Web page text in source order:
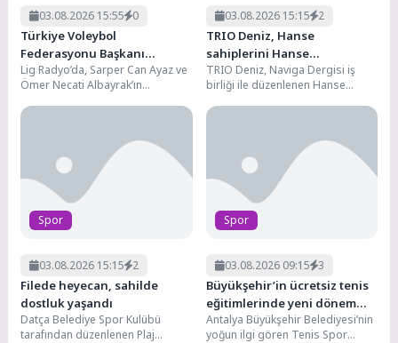
03.08.2026 15:55 0
Türkiye Voleybol
Federasyonu Başkanı
Mehmet Akif Üstündağ:
Başarıyı Korumak Daha Zor
Lig Radyo’da, Sarper Can Ayaz ve
Ömer Necati Albayrak’ın
programına konuk...
03.08.2026 15:15 2
TRIO Deniz, Hanse
sahiplerini Hanse
Meltemi’nde bir araya getirdi
TRIO Deniz, Naviga Dergisi iş
birliği ile düzenlenen Hanse
Deniz’ in distribütörlüğünü...
Spor
03.08.2026 15:15 2
Filede heyecan, sahilde
dostluk yaşandı
Datça Belediye Spor Kulübü
tarafından düzenlenen Plaj
Spor
03.08.2026 09:15 3
Büyükşehir’in ücretsiz tenis
eğitimlerinde yeni dönem
başlıyor
Antalya Büyükşehir Belediyesi’nin
yoğun ilgi gören Tenis Spor